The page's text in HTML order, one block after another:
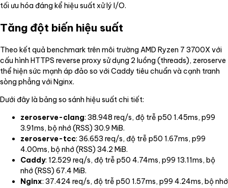
tối ưu hóa đáng kể hiệu suất xử lý I/O.
Tăng đột biến hiệu suất
Theo kết quả benchmark trên môi trường AMD Ryzen 7 3700X với
cấu hình HTTPS reverse proxy sử dụng 2 luồng (threads), zeroserve
thể hiện sức mạnh áp đảo so với Caddy tiêu chuẩn và cạnh tranh
sòng phẳng với Nginx.
Dưới đây là bảng so sánh hiệu suất chi tiết:
zeroserve-clang: 38.948 req/s, độ trễ p50 1.45ms, p99
3.91ms, bộ nhớ (RSS) 30.9 MiB.
zeroserve-tcc: 36.653 req/s, độ trễ p50 1.67ms, p99
4.00ms, bộ nhớ (RSS) 34.2 MiB.
Caddy: 12.529 req/s, độ trễ p50 4.74ms, p99 13.11ms, bộ
nhớ (RSS) 67.4 MiB.
Nginx: 37.424 req/s, độ trễ p50 1.57ms, p99 4.24ms, bộ nhớ